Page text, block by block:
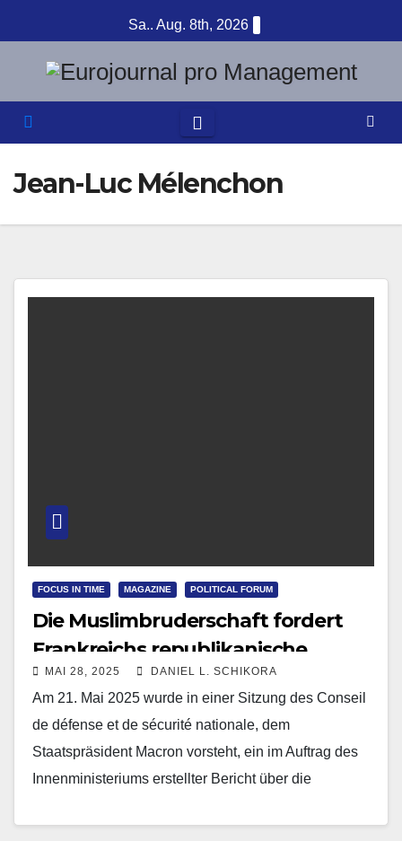
Inhalt
springen
Sa.. Aug. 8th, 2026
Jean-Luc Mélenchon
FOCUS IN TIME MAGAZINE POLITICAL FORUM
Die Muslimbruderschaft fordert
Frankreichs republikanische
Ordnung heraus
MAI 28, 2025 DANIEL L. SCHIKORA
Am 21. Mai 2025 wurde in einer Sitzung des Conseil
de défense et de sécurité nationale, dem
Staatspräsident Macron vorsteht, ein im Auftrag des
Innenministeriums erstellter Bericht über die